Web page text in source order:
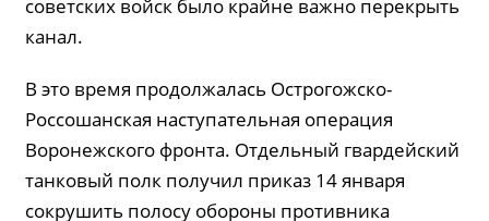
советских войск было крайне важно перекрыть
канал.
В это время продолжалась Острогожско-
Россошанская наступательная операция
Воронежского фронта. Отдельный гвардейский
танковый полк получил приказ 14 января
сокрушить полосу обороны противника